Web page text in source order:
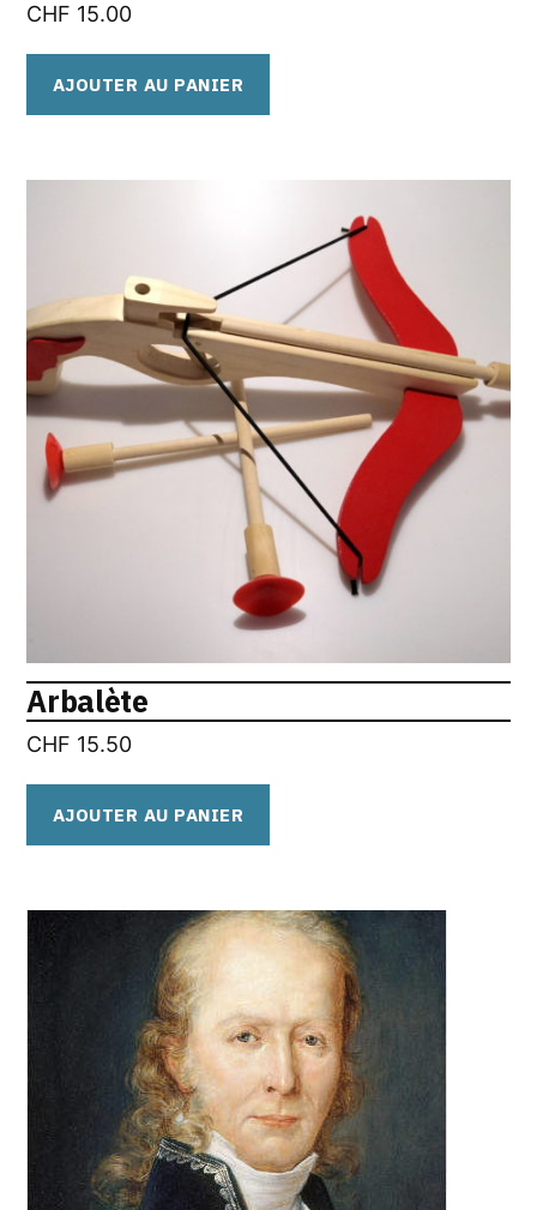
CHF 15.00
AJOUTER AU PANIER
Arbalète
CHF 15.50
AJOUTER AU PANIER